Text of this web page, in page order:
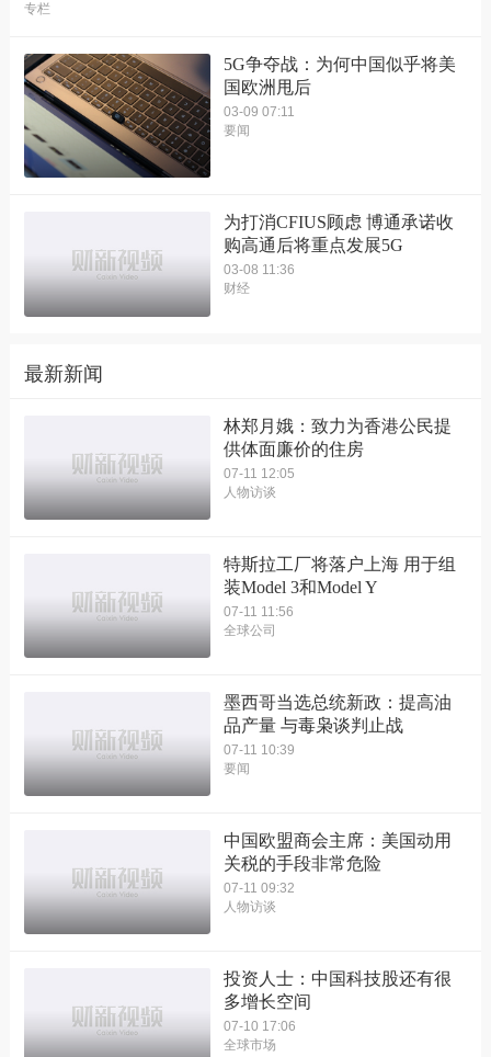
专栏
5G争夺战：为何中国似乎将美
国欧洲甩后
03-09 07:11
要闻
为打消CFIUS顾虑 博通承诺收
购高通后将重点发展5G
03-08 11:36
财经
最新新闻
林郑月娥：致力为香港公民提
供体面廉价的住房
07-11 12:05
人物访谈
特斯拉工厂将落户上海 用于组
装Model 3和Model Y
07-11 11:56
全球公司
墨西哥当选总统新政：提高油
品产量 与毒枭谈判止战
07-11 10:39
要闻
中国欧盟商会主席：美国动用
关税的手段非常危险
07-11 09:32
人物访谈
投资人士：中国科技股还有很
多增长空间
07-10 17:06
全球市场